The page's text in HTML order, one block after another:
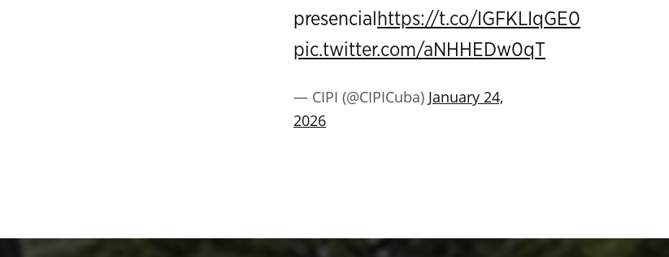
presencial https://t.co/IGFKLIqGE0
pic.twitter.com/aNHHEDw0qT
— CIPI (@CIPICuba) January 24,
2026